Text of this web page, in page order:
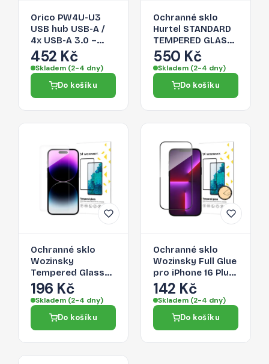
Orico PW4U-U3
USB hub USB-A /
4x USB-A 3.0 –
černá
452 Kč
Skladem (2-4 dny)
Do košíku
Ochranné sklo
Hurtel STANDARD
TEMPERED GLASS
50 ks pro iPhone
16 Plus - čiré
550 Kč
Skladem (2-4 dny)
Do košíku
Ochranné sklo
Wozinsky
Tempered Glass
pro iPhone 16 Plus
- čiré
196 Kč
Skladem (2-4 dny)
Do košíku
Ochranné sklo
Wozinsky Full Glue
pro iPhone 16 Plus
- černý rámeček
142 Kč
Skladem (2-4 dny)
Do košíku